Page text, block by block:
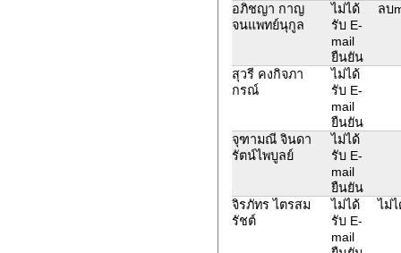
อภิชญา กาญ
จนแพทย์นุกูล
ไม่ได้
รับ E-
mail
ยืนยัน
ลบ
สุวรี คงกิจภา
กรณ์
ไม่ได้
รับ E-
mail
ยืนยัน
จุฑามณี จินดา
รัตน์ไพบูลย์
ไม่ได้
รับ E-
mail
ยืนยัน
จิรภัทร ไตรสม
รัชต์
ไม่ได้
รับ E-
mail
ไม่